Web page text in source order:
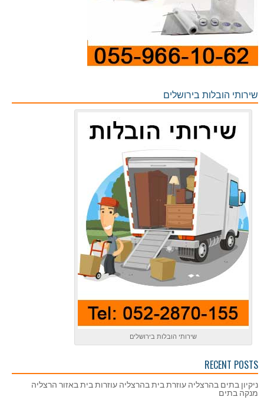
שירותי הובלות בירושלים
שירותי הובלות בירושלים
RECENT POSTS
ניקיון בתים בהרצליה עוזרת בית בהרצליה עוזרות בית באזור הרצליה
מנקה בתים